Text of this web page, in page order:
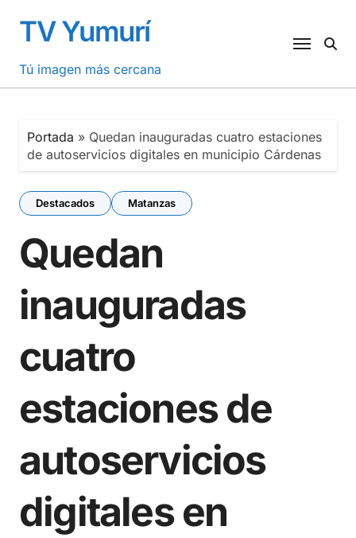
contenido
TV Yumurí
Tú imagen más cercana
Portada » Quedan inauguradas cuatro estaciones
de autoservicios digitales en municipio Cárdenas
Destacados Matanzas
Quedan
inauguradas
cuatro
estaciones de
autoservicios
digitales en